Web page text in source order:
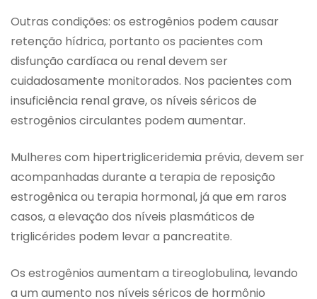
Outras condições: os estrogênios podem causar
retenção hídrica, portanto os pacientes com
disfunção cardíaca ou renal devem ser
cuidadosamente monitorados. Nos pacientes com
insuficiência renal grave, os níveis séricos de
estrogênios circulantes podem aumentar.
Mulheres com hipertrigliceridemia prévia, devem ser
acompanhadas durante a terapia de reposição
estrogênica ou terapia hormonal, já que em raros
casos, a elevação dos níveis plasmáticos de
triglicérides podem levar a pancreatite.
Os estrogênios aumentam a tireoglobulina, levando
a um aumento nos níveis séricos de hormônio